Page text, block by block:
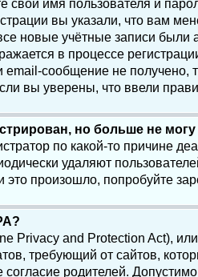
свои имя пользователя и
вы указали, что вам
новые учётные записи
в процессе
email-сообщение не получено,
вы уверены, что ввели
но больше не могу
по какой-то причине
удаляют
произошло, попробуйте
Privacy and Protection Act),
требующий от сайтов,
согласие родителей.